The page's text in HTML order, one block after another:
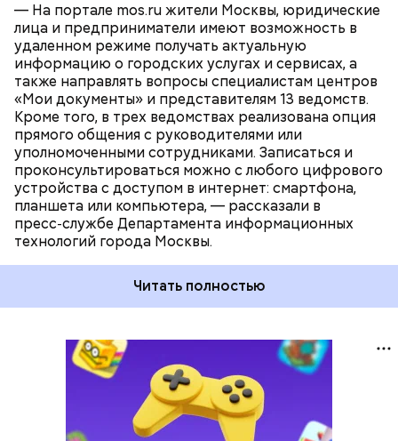
— На портале mos.ru жители Москвы, юридические
лица и предприниматели имеют возможность в
удаленном режиме получать актуальную
информацию о городских услугах и сервисах, а
также направлять вопросы специалистам центров
«Мои документы» и представителям 13 ведомств.
Кроме того, в трех ведомствах реализована опция
прямого общения с руководителями или
уполномоченными сотрудниками. Записаться и
проконсультироваться можно с любого цифрового
устройства с доступом в интернет: смартфона,
планшета или компьютера, — рассказали в
пресс‑службе Департамента информационных
технологий города Москвы.
порядке получения индивидуального номера
налогоплательщика, полиса обязательного
медицинского страхования, страхового номера
индивидуального лицевого счета и прочих
значимых услугах.
Читать полностью